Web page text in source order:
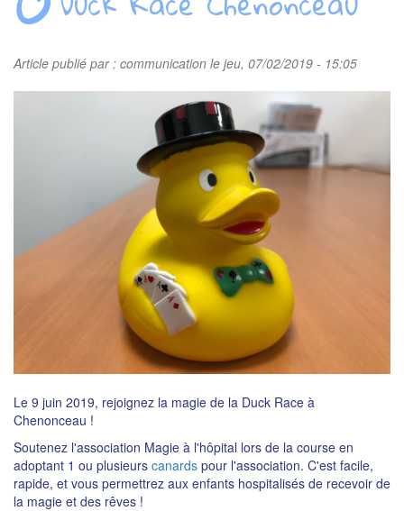
Article publié par : communication le jeu, 07/02/2019 - 15:05
Le 9 juin 2019, rejoignez la magie de la Duck Race à
Chenonceau !
Soutenez l'association Magie à l'hôpital lors de la course en
adoptant 1 ou plusieurs canards pour l'association. C'est facile,
rapide, et vous permettrez aux enfants hospitalisés de recevoir de
la magie et des rêves !